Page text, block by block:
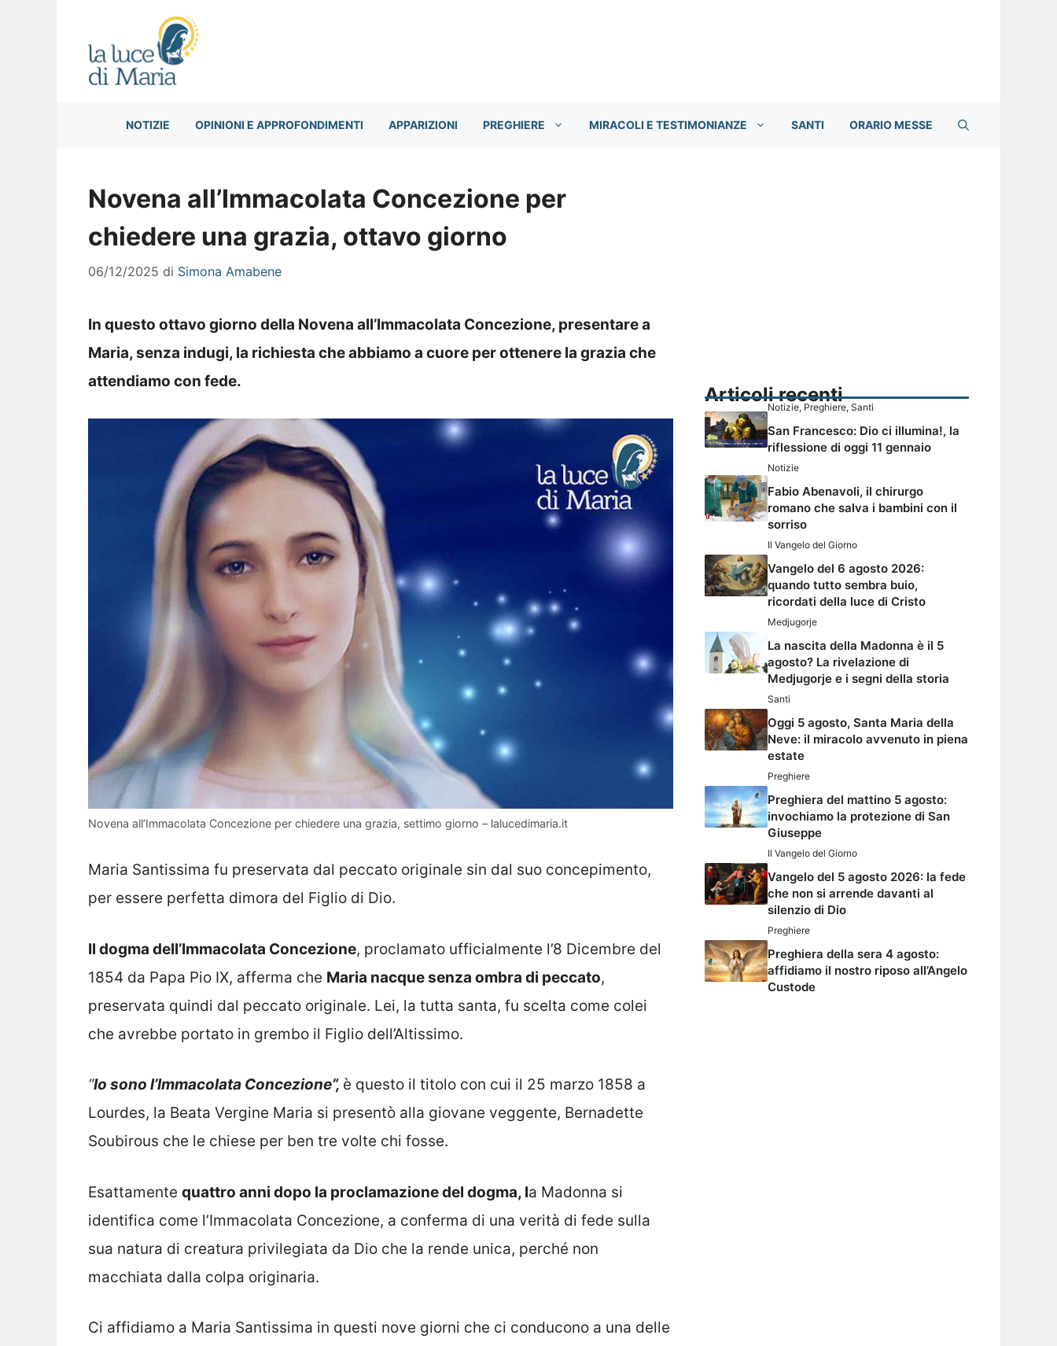
NOTIZIE OPINIONI E APPROFONDIMENTI APPARIZIONI PREGHIERE MIRACOLI E TESTIMONIANZE SANTI ORARIO MESSE
Novena all’Immacolata Concezione per
chiedere una grazia, ottavo giorno
06/12/2025 di Simona Amabene
In questo ottavo giorno della Novena all’Immacolata Concezione, presentare a
Maria, senza indugi, la richiesta che abbiamo a cuore per ottenere la grazia che
attendiamo con fede.
Novena all’Immacolata Concezione per chiedere una grazia, settimo giorno – lalucedimaria.it
Maria Santissima fu preservata dal peccato originale sin dal suo concepimento,
per essere perfetta dimora del Figlio di Dio.
Il dogma dell’Immacolata Concezione, proclamato ufficialmente l’8 Dicembre del
1854 da Papa Pio IX, afferma che Maria nacque senza ombra di peccato,
preservata quindi dal peccato originale. Lei, la tutta santa, fu scelta come colei
che avrebbe portato in grembo il Figlio dell’Altissimo.
“Io sono l’Immacolata Concezione”, è questo il titolo con cui il 25 marzo 1858 a
Lourdes, la Beata Vergine Maria si presentò alla giovane veggente, Bernadette
Soubirous che le chiese per ben tre volte chi fosse.
Esattamente quattro anni dopo la proclamazione del dogma, la Madonna si
identifica come l’Immacolata Concezione, a conferma di una verità di fede sulla
sua natura di creatura privilegiata da Dio che la rende unica, perché non
macchiata dalla colpa originaria.
Ci affidiamo a Maria Santissima in questi nove giorni che ci conducono a una delle
Articoli recenti
Notizie, Preghiere, Santi
San Francesco: Dio ci illumina!, la
riflessione di oggi 11 gennaio
Notizie
Fabio Abenavoli, il chirurgo
romano che salva i bambini con il
sorriso
Il Vangelo del Giorno
Vangelo del 6 agosto 2026:
quando tutto sembra buio,
ricordati della luce di Cristo
Medjugorje
La nascita della Madonna è il 5
agosto? La rivelazione di
Medjugorje e i segni della storia
Santi
Oggi 5 agosto, Santa Maria della
Neve: il miracolo avvenuto in piena
estate
Preghiere
Preghiera del mattino 5 agosto:
invochiamo la protezione di San
Giuseppe
Il Vangelo del Giorno
Vangelo del 5 agosto 2026: la fede
che non si arrende davanti al
silenzio di Dio
Preghiere
Preghiera della sera 4 agosto:
affidiamo il nostro riposo all’Angelo
Custode